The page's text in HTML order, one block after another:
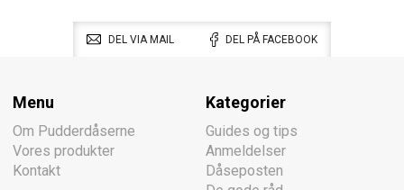
DEL VIA MAIL DEL PÅ FACEBOOK
Menu
Om Pudderdåserne
Vores produkter
Kontakt
Kategorier
Guides og tips
Anmeldelser
Dåseposten